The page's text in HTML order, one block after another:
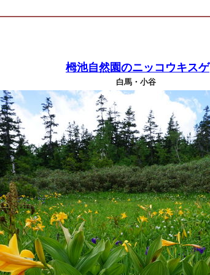
栂池自然園のニッコウキスゲ
白馬・小谷